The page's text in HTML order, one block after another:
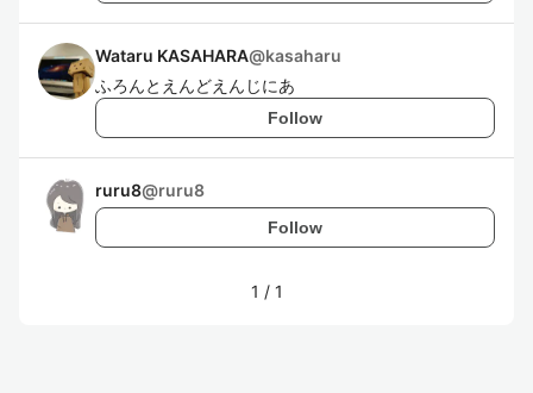
Wataru KASAHARA@kasaharu
ふろんとえんどえんじにあ
Follow
ruru8@ruru8
Follow
1 / 1